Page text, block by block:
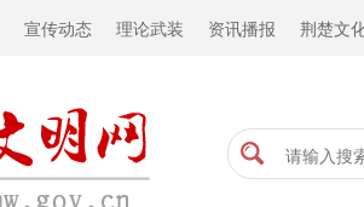
宣传动态 理论武装 资讯播报 荆楚文